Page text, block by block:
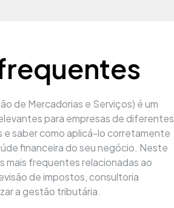
de Mercadorias e Serviços) é um
para empresas de diferentes
saber como aplicá-lo corretamente
financeira do seu negócio. Neste
mais frequentes relacionadas ao
de impostos, consultoria
a gestão tributária.